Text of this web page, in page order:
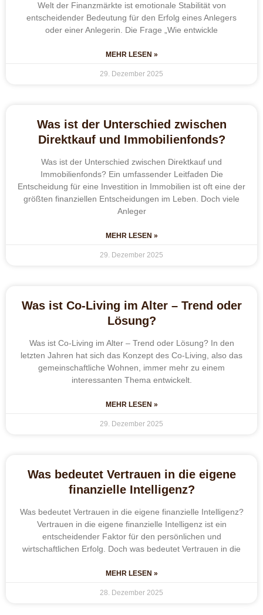
Welt der Finanzmärkte ist emotionale Stabilität von
entscheidender Bedeutung für den Erfolg eines Anlegers
oder einer Anlegerin. Die Frage „Wie entwickle
MEHR LESEN »
29. Dezember 2025
Was ist der Unterschied zwischen
Direktkauf und Immobilienfonds?
Was ist der Unterschied zwischen Direktkauf und
Immobilienfonds? Ein umfassender Leitfaden Die
Entscheidung für eine Investition in Immobilien ist oft eine der
größten finanziellen Entscheidungen im Leben. Doch viele
Anleger
MEHR LESEN »
29. Dezember 2025
Was ist Co-Living im Alter – Trend oder
Lösung?
Was ist Co-Living im Alter – Trend oder Lösung? In den
letzten Jahren hat sich das Konzept des Co-Living, also das
gemeinschaftliche Wohnen, immer mehr zu einem
interessanten Thema entwickelt.
MEHR LESEN »
29. Dezember 2025
Was bedeutet Vertrauen in die eigene
finanzielle Intelligenz?
Was bedeutet Vertrauen in die eigene finanzielle Intelligenz?
Vertrauen in die eigene finanzielle Intelligenz ist ein
entscheidender Faktor für den persönlichen und
wirtschaftlichen Erfolg. Doch was bedeutet Vertrauen in die
MEHR LESEN »
28. Dezember 2025